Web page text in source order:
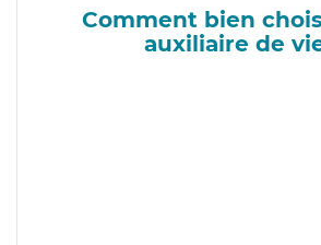
Comment bien
auxiliaire de